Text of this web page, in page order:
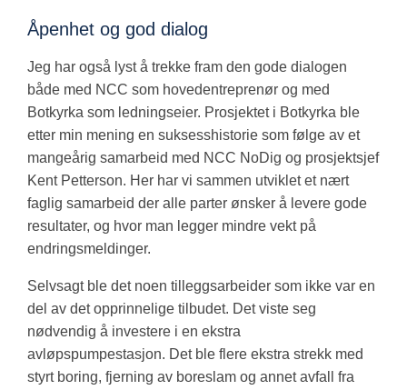
Åpenhet og god dialog
Jeg har også lyst å trekke fram den gode dialogen
både med NCC som hovedentreprenør og med
Botkyrka som ledningseier. Prosjektet i Botkyrka ble
etter min mening en suksesshistorie som følge av et
mangeårig samarbeid med NCC NoDig og prosjektsjef
Kent Petterson. Her har vi sammen utviklet et nært
faglig samarbeid der alle parter ønsker å levere gode
resultater, og hvor man legger mindre vekt på
endringsmeldinger.
Selvsagt ble det noen tilleggsarbeider som ikke var en
del av det opprinnelige tilbudet. Det viste seg
nødvendig å investere i en ekstra
avløpspumpestasjon. Det ble flere ekstra strekk med
styrt boring, fjerning av boreslam og annet avfall fra